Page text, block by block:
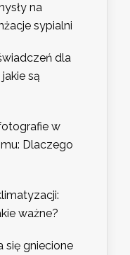
na
sypialni
dla
są
w
Dlaczego
ważne?
się gniecione